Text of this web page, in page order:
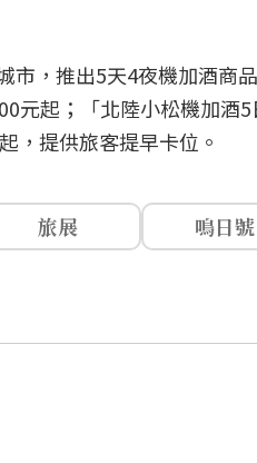
，推出5天4夜機加酒商
元起；「北陸小松機加酒
，提供旅客提早卡位。
旅展 鳴日號